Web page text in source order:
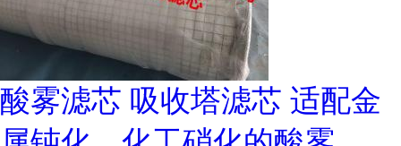
酸雾滤芯 吸收塔滤芯 适配金